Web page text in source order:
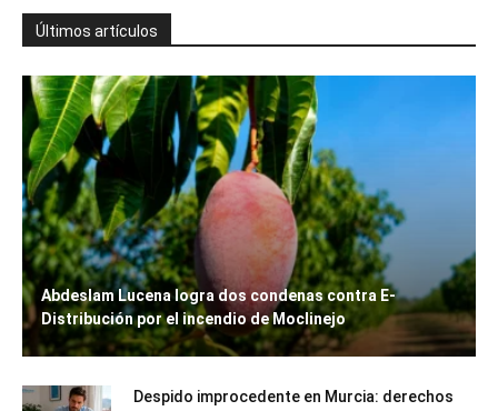
Últimos artículos
Abdeslam Lucena logra dos condenas contra E-
Distribución por el incendio de Moclinejo
Despido improcedente en Murcia: derechos